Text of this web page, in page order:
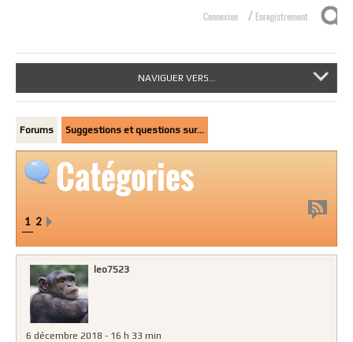
Connexion / Enregistrement
NAVIGUER VERS...
Forums Suggestions et questions sur…
Catégories
1 2
leo7523
6 décembre 2018 - 16 h 33 min